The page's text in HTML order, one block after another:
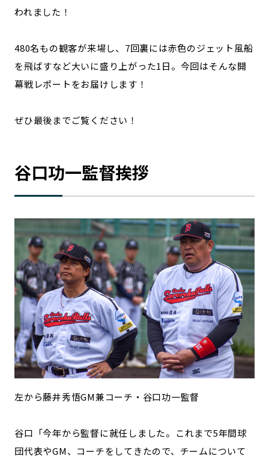
プレスリリース
行政連携記事
MILCプロジェクト
選出企業特別対談
Localist
SDGsの先駆者
地域豆知識
「人」から探す
お問い合わせ 会社概要
われました！
480名もの観客が来場し、7回裏には赤色のジェット風船
を飛ばすなど大いに盛り上がった1日。今回はそんな開
幕戦レポートをお届けします！
ぜひ最後までご覧ください！
谷口功一監督挨拶
左から藤井秀悟GM兼コーチ・谷口功一監督
谷口「今年から監督に就任しました。これまで5年間球
団代表やGM、コーチをしてきたので、チームについて